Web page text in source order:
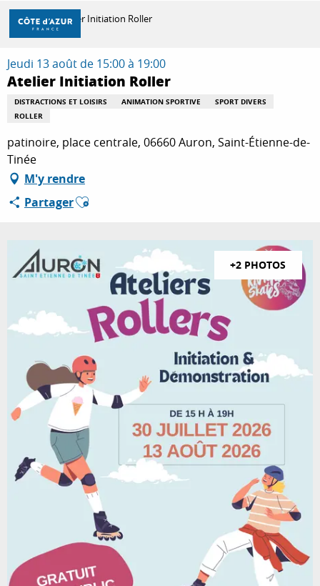
Aller
contenu
principal
DÉCOUVRIR
À FAIRE
SÉJOURNER
Accueil Atelier Initiation Roller
Jeudi 13 août de 15:00 à 19:00
Atelier Initiation Roller
DISTRACTIONS ET LOISIRS ANIMATION SPORTIVE
SPORT DIVERS
ROLLER
patinoire, place centrale, 06660 Auron, Saint-Étienne-de-
Tinée
M'y rendre
PartagerAjouter aux favoris
+2 PHOTOS